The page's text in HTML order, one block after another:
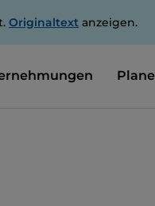
Originaltext anzeigen.